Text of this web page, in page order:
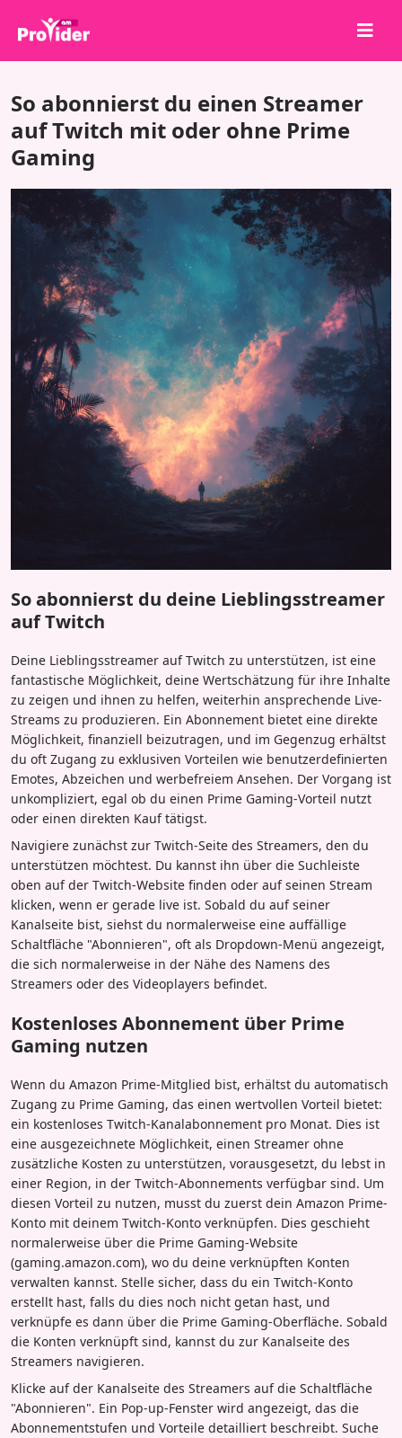
Über uns
Anmelden
Registrieren
Dienstleistungen
Bedingungen
Blog
So abonnierst du einen Streamer
auf Twitch mit oder ohne Prime
Gaming
So abonnierst du deine Lieblingsstreamer
auf Twitch
Deine Lieblingsstreamer auf Twitch zu unterstützen, ist eine
fantastische Möglichkeit, deine Wertschätzung für ihre Inhalte
zu zeigen und ihnen zu helfen, weiterhin ansprechende Live-
Streams zu produzieren. Ein Abonnement bietet eine direkte
Möglichkeit, finanziell beizutragen, und im Gegenzug erhältst
du oft Zugang zu exklusiven Vorteilen wie benutzerdefinierten
Emotes, Abzeichen und werbefreiem Ansehen. Der Vorgang ist
unkompliziert, egal ob du einen Prime Gaming-Vorteil nutzt
oder einen direkten Kauf tätigst.
Navigiere zunächst zur Twitch-Seite des Streamers, den du
unterstützen möchtest. Du kannst ihn über die Suchleiste
oben auf der Twitch-Website finden oder auf seinen Stream
klicken, wenn er gerade live ist. Sobald du auf seiner
Kanalseite bist, siehst du normalerweise eine auffällige
Schaltfläche "Abonnieren", oft als Dropdown-Menü angezeigt,
die sich normalerweise in der Nähe des Namens des
Streamers oder des Videoplayers befindet.
Kostenloses Abonnement über Prime
Gaming nutzen
Wenn du Amazon Prime-Mitglied bist, erhältst du automatisch
Zugang zu Prime Gaming, das einen wertvollen Vorteil bietet:
ein kostenloses Twitch-Kanalabonnement pro Monat. Dies ist
eine ausgezeichnete Möglichkeit, einen Streamer ohne
zusätzliche Kosten zu unterstützen, vorausgesetzt, du lebst in
einer Region, in der Twitch-Abonnements verfügbar sind. Um
diesen Vorteil zu nutzen, musst du zuerst dein Amazon Prime-
Konto mit deinem Twitch-Konto verknüpfen. Dies geschieht
normalerweise über die Prime Gaming-Website
(gaming.amazon.com), wo du deine verknüpften Konten
verwalten kannst. Stelle sicher, dass du ein Twitch-Konto
erstellt hast, falls du dies noch nicht getan hast, und
verknüpfe es dann über die Prime Gaming-Oberfläche. Sobald
die Konten verknüpft sind, kannst du zur Kanalseite des
Streamers navigieren.
Klicke auf der Kanalseite des Streamers auf die Schaltfläche
"Abonnieren". Ein Pop-up-Fenster wird angezeigt, das die
Abonnementstufen und Vorteile detailliert beschreibt. Suche